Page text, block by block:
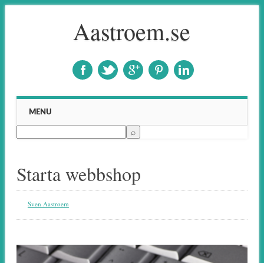
Aastroem.se
Main menu
Skip to content
MENU
Starta webbshop
Sven Aastroem